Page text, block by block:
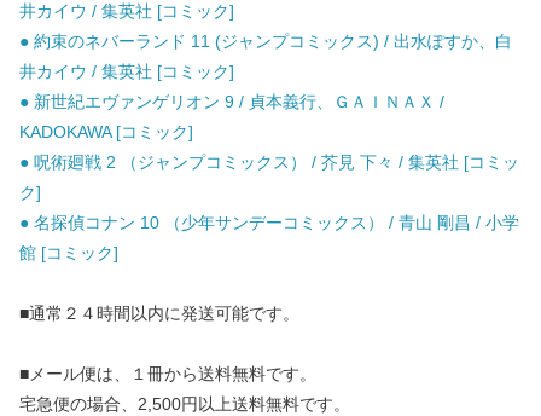
井カイウ / 集英社 [コミック]
● 約束のネバーランド 11 (ジャンプコミックス) / 出水ぽすか、白
井カイウ / 集英社 [コミック]
● 新世紀エヴァンゲリオン 9 / 貞本義行、ＧＡＩＮＡＸ /
KADOKAWA [コミック]
● 呪術廻戦 2 （ジャンプコミックス） / 芥見 下々 / 集英社 [コミッ
ク]
● 名探偵コナン 10 （少年サンデーコミックス） / 青山 剛昌 / 小学
館 [コミック]
■通常２４時間以内に発送可能です。
■メール便は、１冊から送料無料です。
宅急便の場合、2,500円以上送料無料です。